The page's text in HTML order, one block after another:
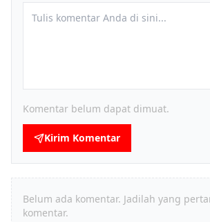
Komentar belum dapat dimuat.
Kirim Komentar
Belum ada komentar. Jadilah yang
komentar.